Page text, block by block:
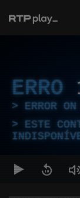
ERRO
ERROR
ESTE